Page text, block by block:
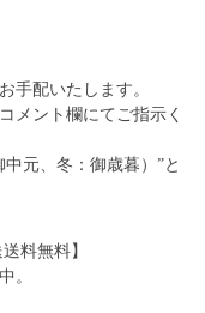
手配いたします。
メント欄にてご指示く
元、冬：御歳暮）”と
料無料】
。